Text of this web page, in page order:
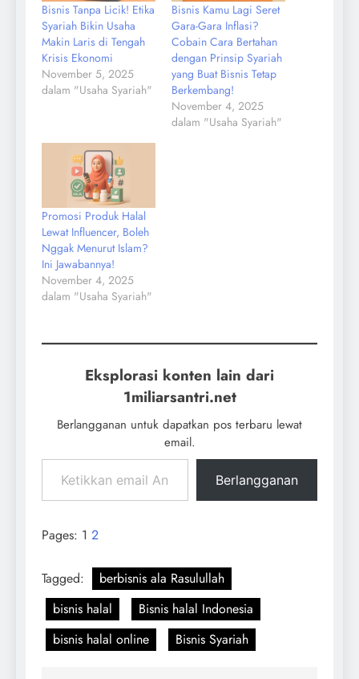
Bisnis Tanpa Licik! Etika
Syariah Bikin Usaha
Makin Laris di Tengah
Krisis Ekonomi
November 5, 2025
dalam "Usaha Syariah"
Bisnis Kamu Lagi Seret
Gara-Gara Inflasi?
Cobain Cara Bertahan
dengan Prinsip Syariah
yang Buat Bisnis Tetap
Berkembang!
November 4, 2025
dalam "Usaha Syariah"
Promosi Produk Halal
Lewat Influencer, Boleh
Nggak Menurut Islam?
Ini Jawabannya!
November 4, 2025
dalam "Usaha Syariah"
Eksplorasi konten lain dari
1miliarsantri.net
Berlangganan untuk dapatkan pos terbaru lewat
email.
Berlangganan
Pages: 1 2
Tagged:
berbisnis ala Rasulullah
bisnis halal
Bisnis halal Indonesia
bisnis halal online
Bisnis Syariah